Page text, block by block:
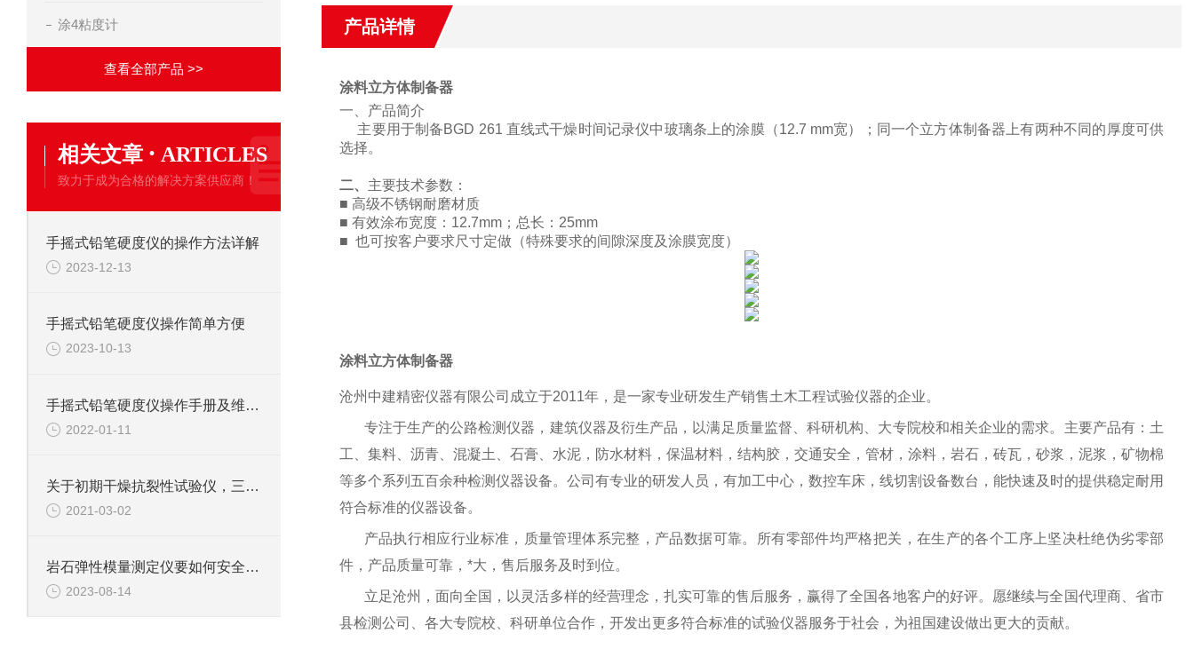
涂4粘度计
查看全部产品 >>
相关文章 · ARTICLES
致力于成为合格的解决方案供应商！
手摇式铅笔硬度仪的操作方法详解
2023-12-13
手摇式铅笔硬度仪操作简单方便
2023-10-13
手摇式铅笔硬度仪操作手册及维护方法
2022-01-11
关于初期干燥抗裂性试验仪，三分钟您就懂
2021-03-02
岩石弹性模量测定仪要如何安全规范地进行实验？
2023-08-14
产品详情
涂料立方体制备器
一、产品简介
主要用于制备BGD 261 直线式干燥时间记录仪中玻璃条上的涂膜（12.7 mm宽）；同一个立方体制备器上有两种不同的厚度可供
选择。
二、 主要技术参数：
■ 高级不锈钢耐磨材质
■ 有效涂布宽度：12.7mm；总长：25mm
■ 也可按客户要求尺寸定做（特殊要求的间隙深度及涂膜宽度）
涂料立方体制备器
沧州中建精密仪器有限公司成立于2011年，是一家专业研发生产销售土木工程试验仪器的企业。
专注于生产的公路检测仪器，建筑仪器及衍生产品，以满足质量监督、科研机构、大专院校和相关企业的需求。主要产品有：土
工、集料、沥青、混凝土、石膏、水泥，防水材料，保温材料，结构胶，交通安全，管材，涂料，岩石，砖瓦，砂浆，泥浆，矿物棉
等多个系列五百余种检测仪器设备。公司有专业的研发人员，有加工中心，数控车床，线切割设备数台，能快速及时的提供稳定耐用
符合标准的仪器设备。
产品执行相应行业标准，质量管理体系完整，产品数据可靠。所有零部件均严格把关，在生产的各个工序上坚决杜绝伪劣零部
件，产品质量可靠，*大，售后服务及时到位。
立足沧州，面向全国，以灵活多样的经营理念，扎实可靠的售后服务，赢得了全国各地客户的好评。愿继续与全国代理商、省市
县检测公司、各大专院校、科研单位合作，开发出更多符合标准的试验仪器服务于社会，为祖国建设做出更大的贡献。